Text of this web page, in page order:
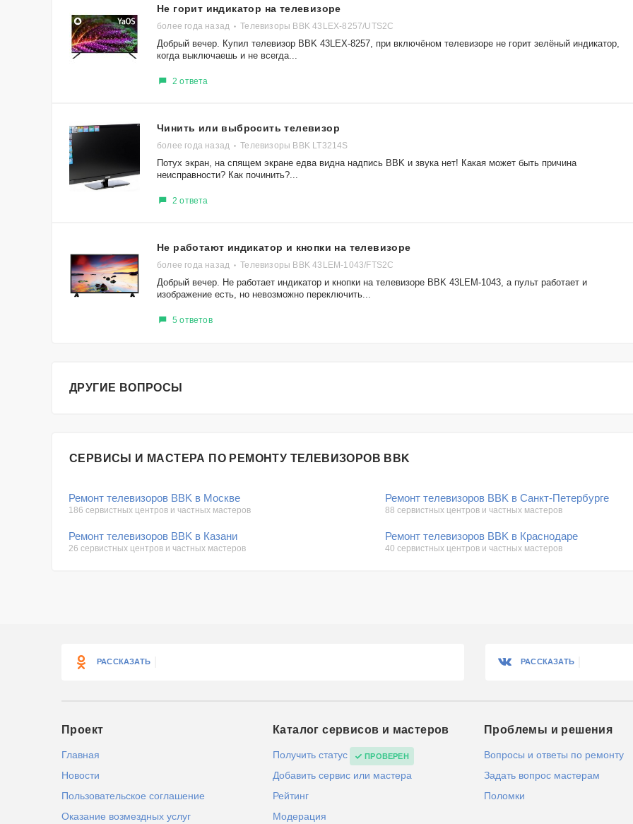
Не горит индикатор на телевизоре
более года назад Телевизоры BBK 43LEX-8257/UTS2C
Добрый вечер. Купил телевизор BBK 43LEX-8257, при включёном телевизоре не горит зелёный индикатор,
когда выключаешь и не всегда...
2 ответа
Чинить или выбросить телевизор
более года назад Телевизоры BBK LT3214S
Потух экран, на спящем экране едва видна надпись BBK и звука нет! Какая может быть причина
неисправности? Как починить?...
2 ответа
Не работают индикатор и кнопки на телевизоре
более года назад Телевизоры BBK 43LEM-1043/FTS2C
Добрый вечер. Не работает индикатор и кнопки на телевизоре BBK 43LEM-1043, а пульт работает и
изображение есть, но невозможно переключить...
5 ответов
ДРУГИЕ ВОПРОСЫ
СЕРВИСЫ И МАСТЕРА ПО РЕМОНТУ ТЕЛЕВИЗОРОВ BBK
Ремонт телевизоров BBK в Москве
186 сервистных центров и частных мастеров
Ремонт телевизоров BBK в Санкт-Петербурге
88 сервистных центров и частных мастеров
Ремонт телевизоров BBK в Казани
26 сервистных центров и частных мастеров
Ремонт телевизоров BBK в Краснодаре
40 сервистных центров и частных мастеров
РАССКАЗАТЬ РАССКАЗАТЬ
Проект
Главная
Новости
Пользовательское соглашение
Оказание возмездных услуг
Каталог сервисов и мастеров
Получить статус ПРОВЕРЕН
Добавить сервис или мастера
Рейтинг
Модерация
Проблемы и решения
Вопросы и ответы по ремонту
Задать вопрос мастерам
Поломки